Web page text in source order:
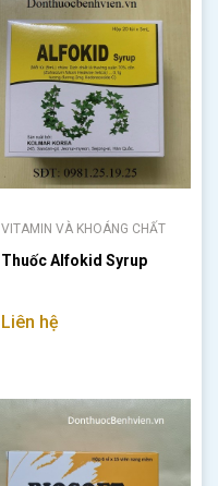
VITAMIN VÀ KHOÁNG CHẤT
Thuốc Alfokid Syrup
Liên hệ